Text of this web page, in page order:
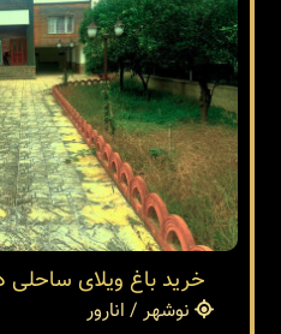
خرید باغ ویلای ساحلی
نوشهر / انارور